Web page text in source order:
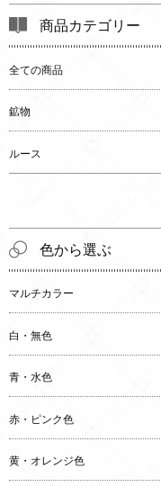
商品カテゴリー
全ての商品
鉱物
ルース
色から選ぶ
マルチカラー
白・無色
青・水色
赤・ピンク色
黄・オレンジ色